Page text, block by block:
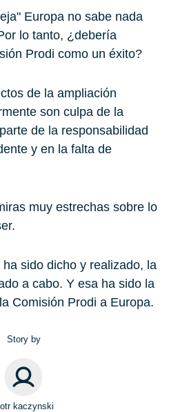
Europa no sabe nada
lo tanto, ¿debería
Prodi como un éxito?
de la ampliación
son culpa de la
de la responsabilidad
y en la falta de
muy estrechas sobre lo
sido dicho y realizado, la
a cabo. Y esa ha sido la
Comisión Prodi a Europa.
Story by
kaczynski